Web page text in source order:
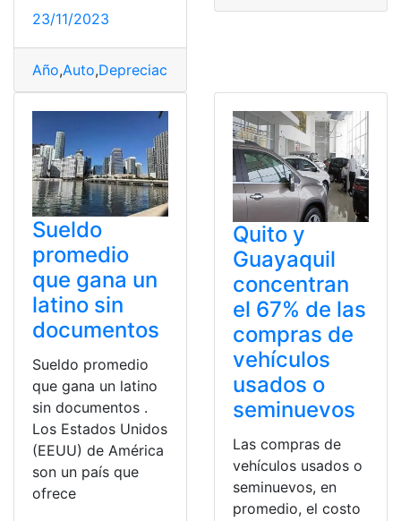
23/11/2023
Año,Auto,Depreciación
Sueldo
promedio
que gana un
latino sin
documentos
Sueldo promedio
que gana un latino
sin documentos .
Los Estados Unidos
(EEUU) de América
son un país que
ofrece
Quito y
Guayaquil
concentran
el 67% de las
compras de
vehículos
usados o
seminuevos
Las compras de
vehículos usados o
seminuevos, en
promedio, el costo